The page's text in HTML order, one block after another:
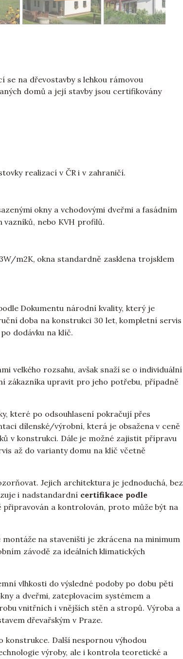
se na dřevostavby s lehkou rámovou
domů a její stavby jsou certifikovány
realizací v ČR i v zahraničí.
okny a vchodovými dveřmi a fasádním
nebo KVH profilů.
m2K, okna standardně zasklena trojsklem
Dokumentu národní kvality, který je
doba na konstrukci 30 let, kompletní servis
dodávku na klíč.
velkého rozsahu, avšak snaží se o individuální
zákazníka upravit pro jeho potřebu, případně
které po odsouhlasení pokračují přes
dílenské/výrobní, která je obsažena v ceně
v konstrukci. Dále je možné zajistit přípravu
až do varianty domu na klíč včetně
Jejich architektura je jednoduchá, bez
i nadstandardní certifikace podle
připravován a kontrolován, proto může být na
na staveništi je zkrácena na minimum
závodě za ideálních klimatických
vlhkosti do výsledné podoby po dobu pěti
a dveřmi, zateplovacím systémem a
vnitřních i vnějších stěn a stropů. Výroba a
dřevařským v Praze.
konstrukce. Další nespornou výhodou
výroby, ale i kontrola teoretické a